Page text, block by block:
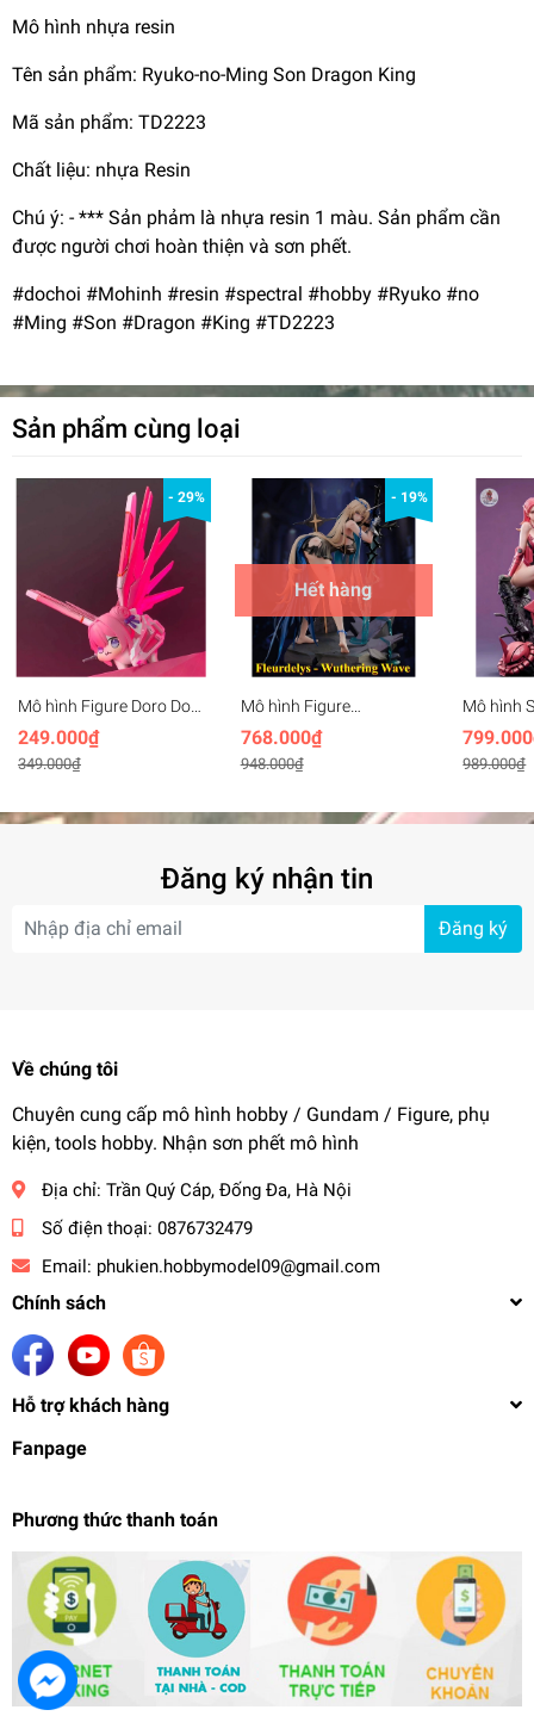
Mô hình nhựa resin
Tên sản phẩm: Ryuko-no-Ming Son Dragon King
Mã sản phẩm: TD2223
Chất liệu: nhựa Resin
Chú ý: - *** Sản phảm là nhựa resin 1 màu. Sản phẩm cần
được người chơi hoàn thiện và sơn phết.
#dochoi #Mohinh #resin #spectral #hobby #Ryuko #no
#Ming #Son #Dragon #King #TD2223
Sản phẩm cùng loại
- 29%
Mô hình Figure Doro Doll
Freedom gundam -
Dorothy freedom
249.000₫
349.000₫
- 19%
Hết hàng
Mô hình Figure
Cartethyia Fleurdelys
Wuthering Waves
(27cm)
768.000₫
948.000₫
Mô hình
Girl
989.000₫
Đăng ký nhận tin
Đăng ký
Về chúng tôi
Chuyên cung cấp mô hình hobby / Gundam / Figure, phụ
kiện, tools hobby. Nhận sơn phết mô hình
Địa chỉ: Trần Quý Cáp, Đống Đa, Hà Nội
Số điện thoại: 0876732479
Email: phukien.hobbymodel09@gmail.com
Chính sách
Hỗ trợ khách hàng
Fanpage
Phương thức thanh toán
Mô hình nhựa Resin 119mm Ryuko-no-Ming Son